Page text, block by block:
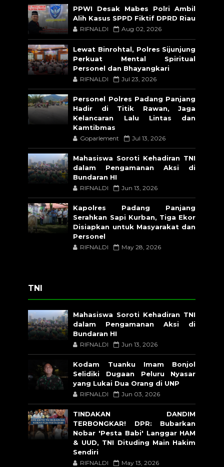
PPWI Desak Mabes Polri Ambil
Alih Kasus SPPD Fiktif DPRD Riau
RIFNALDI Aug 02, 2026
Lewat Binrohtal, Polres Sijunjung
Perkuat Mental Spiritual
Personel dan Bhayangkari
RIFNALDI Jul 23, 2026
Personel Polres Padang Panjang
Hadir di Titik Rawan, Jaga
Kelancaran Lalu Lintas dan
Kamtibmas
Goparlement Jul 13, 2026
Mahasiswa Soroti Kehadiran TNI
dalam Pengamanan Aksi di
Bundaran HI
RIFNALDI Jun 13, 2026
Kapolres Padang Panjang
Serahkan Sapi Kurban, Tiga Ekor
Disiapkan untuk Masyarakat dan
Personel
RIFNALDI May 28, 2026
TNI
Mahasiswa Soroti Kehadiran TNI
dalam Pengamanan Aksi di
Bundaran HI
RIFNALDI Jun 13, 2026
Kodam Tuanku Imam Bonjol
Selidiki Dugaan Peluru Nyasar
yang Lukai Dua Orang di UNP
RIFNALDI Jun 03, 2026
TINDAKAN DANDIM
TERBONGKAR! DPR: Bubarkan
Nobar 'Pesta Babi' Langgar HAM
& UUD, TNI Dituding Main Hakim
Sendiri
RIFNALDI May 13, 2026